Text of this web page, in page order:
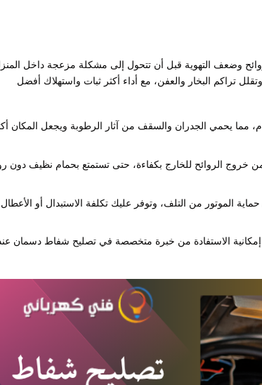
وضعف التهوية قبل أن تتحول إلى مشكلة مزعجة داخل
تراكم البخار والعفن، مع أداء أكثر ثبات واستهلاك أفضل
مما يحمي الجدران والسقف من آثار الرطوبة ويجعل المكان
الروائح للخارج بكفاءة، حتى تستمتع بحمام نظيف دون
الموتور من التلف، وتوفر عليك تكلفة الاستبدال أو الأعطال
الاستفادة من خبرة متخصصة في تصليح شفاط دسمان